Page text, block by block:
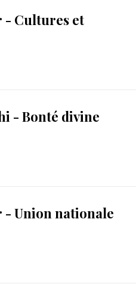
- Cultures et
- Bonté divine
- Union nationale